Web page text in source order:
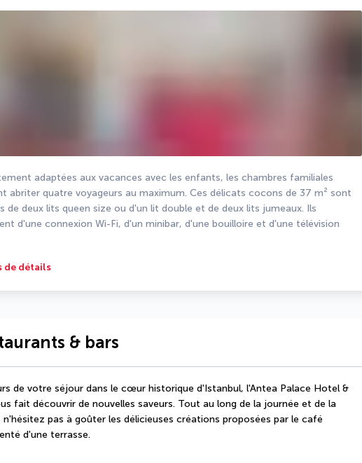
adaptées aux vacances avec les enfants, les chambres familiales
abriter quatre voyageurs au maximum. Ces délicats cocons de 37 m² sont
de deux lits queen size ou d'un lit double et de deux lits jumeaux. Ils
d'une connexion Wi-Fi, d'un minibar, d'une bouilloire et d'une télévision
de détails
& bars
de votre séjour dans le cœur historique d'Istanbul, l'Antea Palace Hotel &
fait découvrir de nouvelles saveurs. Tout au long de la journée et de la
n'hésitez pas à goûter les délicieuses créations proposées par le café
d'une terrasse.